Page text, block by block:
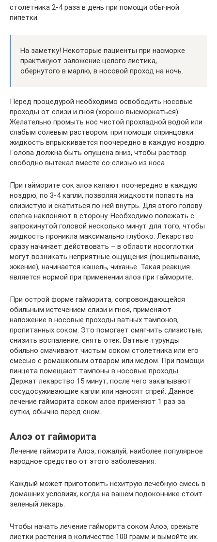
столетника 2-4 раза в день при помощи обычной
пипетки.
На заметку! Некоторые пациенты при насморке
практикуют заложение целого листика,
обернутого в марлю, в носовой проход на ночь.
Перед процедурой необходимо освободить носовые
проходы от слизи и гноя (хорошо высморкаться).
Желательно промыть нос чистой прохладной водой или
слабым солевым раствором: при помощи спринцовки
жидкость впрыскивается поочередно в каждую ноздрю.
Голова должна быть опущена вниз, чтобы раствор
свободно вытекал вместе со слизью из носа.
При гайморите сок алоэ капают поочередно в каждую
ноздрю, по 3-4 капли, позволяя жидкости попасть на
слизистую и скатиться по ней внутрь. Для этого голову
слегка наклоняют в сторону. Необходимо полежать с
запрокинутой головой несколько минут для того, чтобы
жидкость проникла максимально глубоко. Лекарство
сразу начинает действовать – в области носоглотки
могут возникать неприятные ощущения (пощипывание,
жжение), начинается кашель, чиханье. Такая реакция
является нормой при применении алоэ при гайморите.
При острой форме гайморита, сопровождающейся
обильным истечением слизи и гноя, применяют
наложение в носовые проходы ватных тампонов,
пропитанных соком. Это помогает смягчить слизистые,
снизить воспаление, снять отек. Ватные турунды
обильно смачивают чистым соком столетника или его
смесью с ромашковым отваром или медом. При помощи
пинцета помещают тампоны в носовые проходы.
Держат лекарство 15 минут, после чего закапывают
сосудосуживающие капли или наносят спрей. Данное
лечение гайморита соком алоэ применяют 1 раз за
сутки, обычно перед сном.
Алоэ от гайморита
Лечение гайморита Алоэ, пожалуй, наиболее популярное
народное средство от этого заболевания.
Каждый может приготовить нехитрую лечебную смесь в
домашних условиях, когда на вашем подоконнике стоит
зеленый лекарь.
Чтобы начать лечение гайморита соком Алоэ, срежьте
листки растения в количестве 100 грамм и вымойте их.